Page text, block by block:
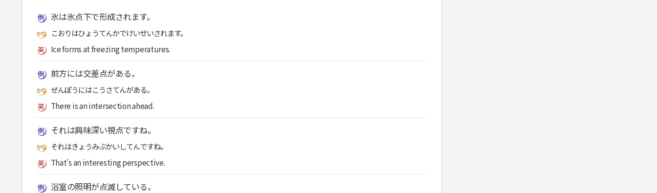
氷は氷点下で形成されます。
こおりはひょうてんかでけいせいされます。
Ice forms at freezing temperatures.
前方には交差点がある。
ぜんぽうにはこうさてんがある。
There is an intersection ahead.
それは興味深い視点ですね。
それはきょうみぶかいしてんですね。
That’s an interesting perspective.
浴室の照明が点滅している。